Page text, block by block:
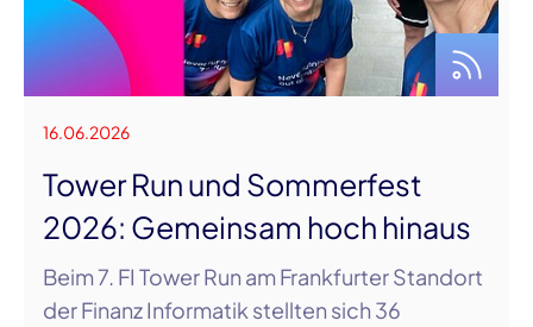
16.06.2026
Tower Run und Sommerfest
2026: Gemeinsam hoch hinaus
Beim 7. FI Tower Run am Frankfurter Standort
der Finanz Informatik stellten sich 36